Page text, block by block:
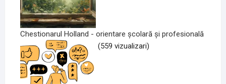
Chestionarul Holland - orientare școlară și profesională
(559 vizualizari)